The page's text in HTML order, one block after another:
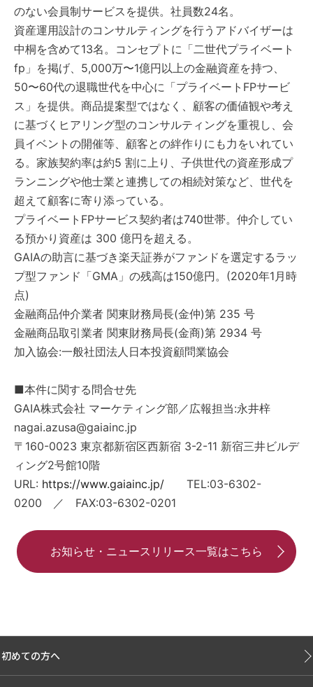
のない会員制サービスを提供。社員数24名。
資産運用設計のコンサルティングを行うアドバイザーは
中桐を含めて13名。コンセプトに「二世代プライベート
fp」を掲げ、5,000万〜1億円以上の金融資産を持つ、
50〜60代の退職世代を中心に「プライベートFPサービ
ス」を提供。商品提案型ではなく、顧客の価値観や考え
に基づくヒアリング型のコンサルティングを重視し、会
員イベントの開催等、顧客との絆作りにも力をいれてい
る。家族契約率は約5 割に上り、子供世代の資産形成プ
ランニングや他士業と連携しての相続対策など、世代を
超えて顧客に寄り添っている。
プライベートFPサービス契約者は740世帯。仲介してい
る預かり資産は 300 億円を超える。
GAIAの助言に基づき楽天証券がファンドを選定するラッ
プ型ファンド「GMA」の残高は150億円。(2020年1月時
点)
金融商品仲介業者 関東財務局長(金仲)第 235 号
金融商品取引業者 関東財務局長(金商)第 2934 号
加入協会:一般社団法人日本投資顧問業協会
■本件に関する問合せ先
GAIA株式会社 マーケティング部／広報担当:永井梓
nagai.azusa@gaiainc.jp
〒160-0023 東京都新宿区西新宿 3-2-11 新宿三井ビルデ
ィング2号館10階
URL: https://www.gaiainc.jp/ TEL:03-6302-
0200 ／ FAX:03-6302-0201
お知らせ・ニュースリリース一覧はこちら
初めての方へ